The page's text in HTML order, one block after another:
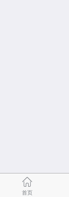
首页